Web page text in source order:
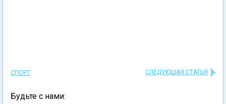
СПОРТ СЛЕДУЮЩАЯ СТАТЬЯ
Будьте с нами: